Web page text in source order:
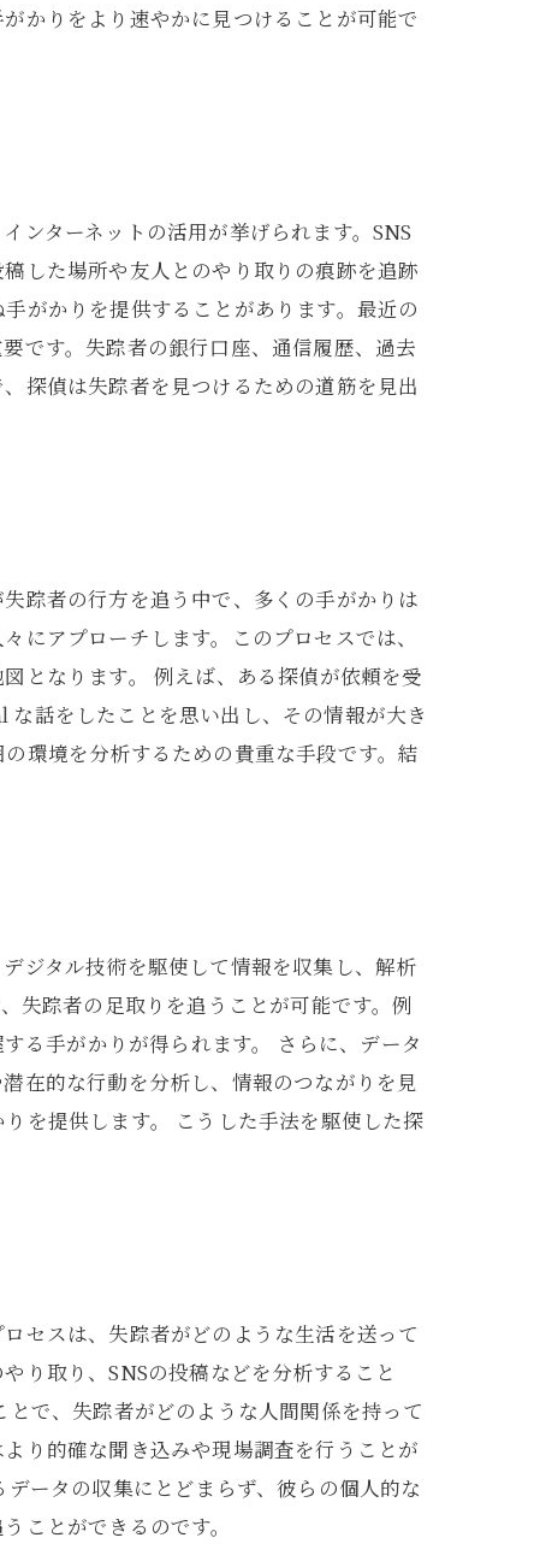
かりをより速やかに見つけることが可能で
ンターネットの活用が挙げられます。SNS
した場所や友人とのやり取りの痕跡を追跡
がかりを提供することがあります。最近の
です。失踪者の銀行口座、通信履歴、過去
探偵は失踪者を見つけるための道筋を見出
踪者の行方を追う中で、多くの手がかりは
にアプローチします。このプロセスでは、
となります。 例えば、ある探偵が依頼を受
話をしたことを思い出し、その情報が大き
環境を分析するための貴重な手段です。結
ジタル技術を駆使して情報を収集し、解析
失踪者の足取りを追うことが可能です。例
る手がかりが得られます。 さらに、データ
在的な行動を分析し、情報のつながりを見
を提供します。 こうした手法を駆使した探
セスは、失踪者がどのような生活を送って
り取り、SNSの投稿などを分析すること
で、失踪者がどのような人間関係を持って
り的確な聞き込みや現場調査を行うことが
ータの収集にとどまらず、彼らの個人的な
ことができるのです。